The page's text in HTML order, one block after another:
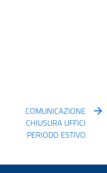
COMUNICAZIONE
CHIUSURA UFFICI
PERIODO ESTIVO